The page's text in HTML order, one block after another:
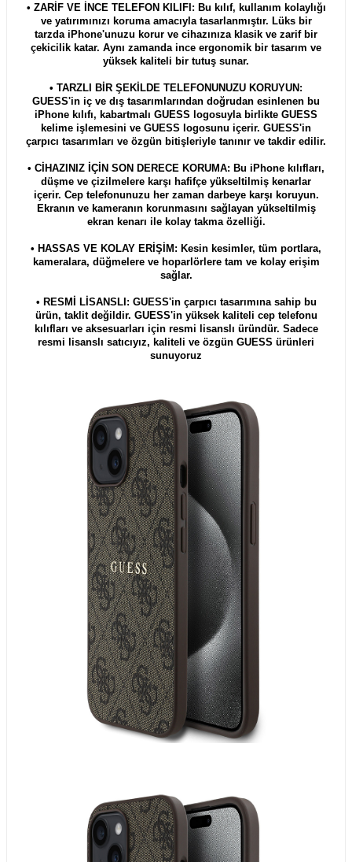
• ZARİF VE İNCE TELEFON KILIFI: Bu kılıf, kullanım kolaylığı
ve yatırımınızı koruma amacıyla tasarlanmıştır. Lüks bir
tarzda iPhone'unuzu korur ve cihazınıza klasik ve zarif bir
çekicilik katar. Aynı zamanda ince ergonomik bir tasarım ve
yüksek kaliteli bir tutuş sunar.
• TARZLI BİR ŞEKİLDE TELEFONUNUZU KORUYUN:
GUESS'in iç ve dış tasarımlarından doğrudan esinlenen bu
iPhone kılıfı, kabartmalı GUESS logosuyla birlikte GUESS
kelime işlemesini ve GUESS logosunu içerir. GUESS'in
çarpıcı tasarımları ve özgün bitişleriyle tanınır ve takdir edilir.
• CİHAZINIZ İÇİN SON DERECE KORUMA: Bu iPhone kılıfları,
düşme ve çizilmelere karşı hafifçe yükseltilmiş kenarlar
içerir. Cep telefonunuzu her zaman darbeye karşı koruyun.
Ekranın ve kameranın korunmasını sağlayan yükseltilmiş
ekran kenarı ile kolay takma özelliği.
• HASSAS VE KOLAY ERİŞİM: Kesin kesimler, tüm portlara,
kameralara, düğmelere ve hoparlörlere tam ve kolay erişim
sağlar.
• RESMİ LİSANSLI: GUESS'in çarpıcı tasarımına sahip bu
ürün, taklit değildir. GUESS'in yüksek kaliteli cep telefonu
kılıfları ve aksesuarları için resmi lisanslı üründür. Sadece
resmi lisanslı satıcıyız, kaliteli ve özgün GUESS ürünleri
sunuyoruz